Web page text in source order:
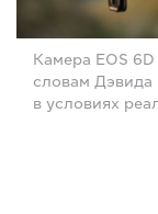
Камера EOS
словам Дэвида
в условиях